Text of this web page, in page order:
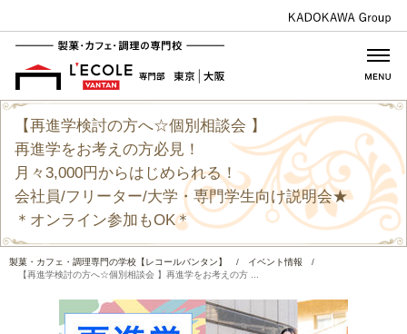
【再進学検討の方へ☆個別相談会 】
再進学をお考えの方必見！
月々3,000円からはじめられる！
会社員/フリーター/大学・専門学生向け説明会★
＊オンライン参加もOK＊
製菓・カフェ・調理専門の学校【レコールバンタン】 / イベント情報
/
【再進学検討の方へ☆個別相談会 】再進学をお考えの方 ...